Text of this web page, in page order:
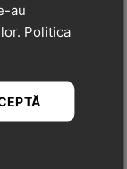
între 5°C și
după
late
, pentru o
de la
au
Politica